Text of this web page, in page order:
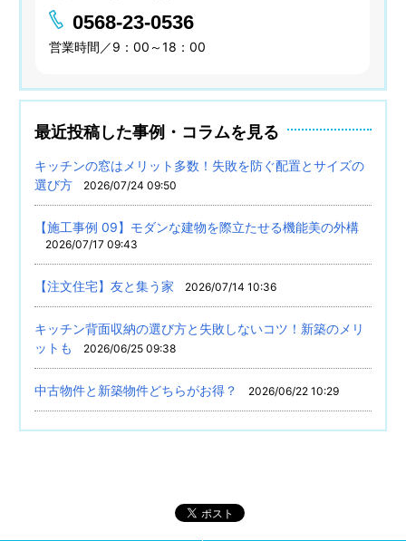
0568-23-0536
営業時間／9：00～18：00
最近投稿した事例・コラムを見る
キッチンの窓はメリット多数！失敗を防ぐ配置とサイズの
選び方
2026/07/24 09:50
【施工事例 09】モダンな建物を際立たせる機能美の外構
2026/07/17 09:43
【注文住宅】友と集う家 2026/07/14 10:36
キッチン背面収納の選び方と失敗しないコツ！新築のメリ
ットも
2026/06/25 09:38
中古物件と新築物件どちらがお得？ 2026/06/22 10:29